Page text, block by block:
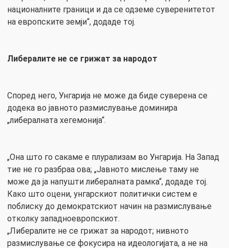
националните граници и да се одземе суверенитетот
на европските земји“, додаде тој.
Либералите не се грижат за народот
Според него, Унгарија не може да биде суверена се
додека во јавното размислување доминира
„либералната хегемонија“.
„Она што го сакаме е плурализам во Унгарија. На Запад
тие не го разбраа ова; „Јавното мислење таму не
може да ја напушти либералната рамка“, додаде тој.
Како што оцени, унгарскиот политички систем е
поблиску до демократскиот начин на размислување
отколку западноевропскиот.
„Либералите не се грижат за народот; нивното
размислување се фокусира на идеологијата, а не на